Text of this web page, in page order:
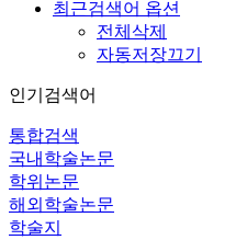
최근검색어 옵션
전체삭제
자동저장끄기
인기검색어
통합검색
국내학술논문
학위논문
해외학술논문
학술지